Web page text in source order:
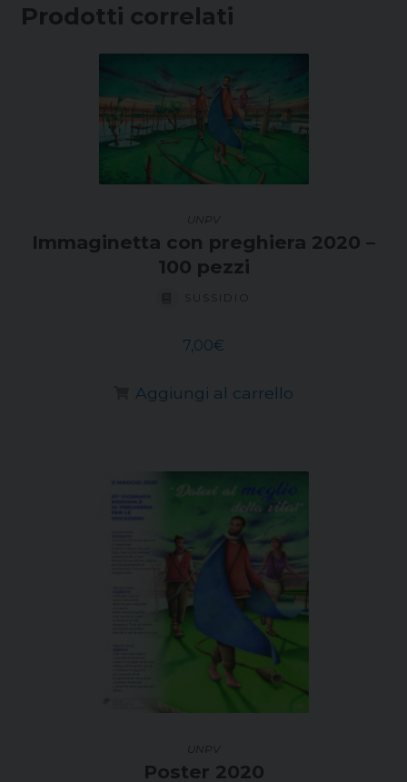
Prodotti correlati
UNPV
Immaginetta con preghiera 2020 –
100 pezzi
SUSSIDIO
7,00€
Aggiungi al carrello
UNPV
Poster 2020